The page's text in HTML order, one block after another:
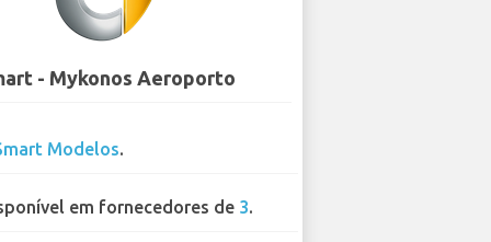
- Mykonos Aeroporto
Modelos.
em fornecedores de 3.